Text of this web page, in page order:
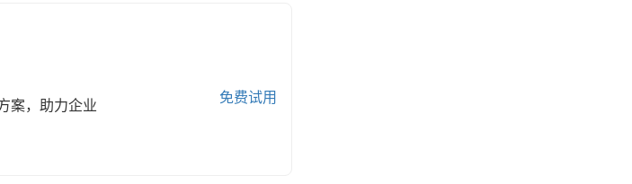
案，助力企业
免费试用